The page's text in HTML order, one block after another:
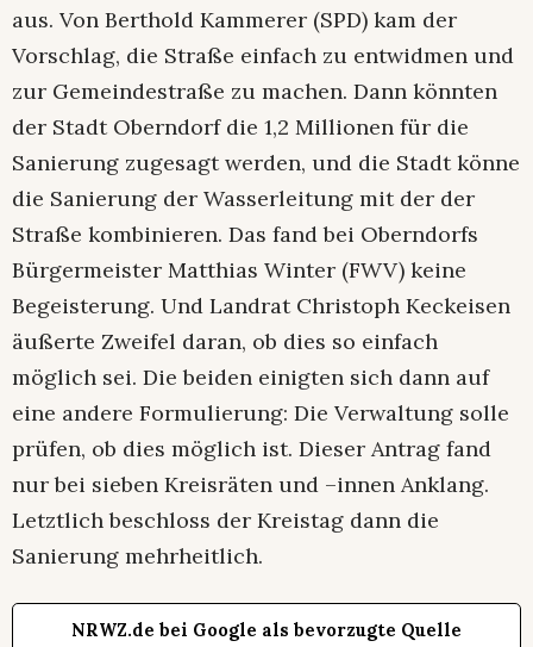
aus. Von Berthold Kammerer (SPD) kam der
Vorschlag, die Straße einfach zu entwidmen und
zur Gemeindestraße zu machen. Dann könnten
der Stadt Oberndorf die 1,2 Millionen für die
Sanierung zugesagt werden, und die Stadt könne
die Sanierung der Wasserleitung mit der der
Straße kombinieren. Das fand bei Oberndorfs
Bürgermeister Matthias Winter (FWV) keine
Begeisterung. Und Landrat Christoph Keckeisen
äußerte Zweifel daran, ob dies so einfach
möglich sei. Die beiden einigten sich dann auf
eine andere Formulierung: Die Verwaltung solle
prüfen, ob dies möglich ist. Dieser Antrag fand
nur bei sieben Kreisräten und –innen Anklang.
Letztlich beschloss der Kreistag dann die
Sanierung mehrheitlich.
NRWZ.de bei Google als bevorzugte Quelle